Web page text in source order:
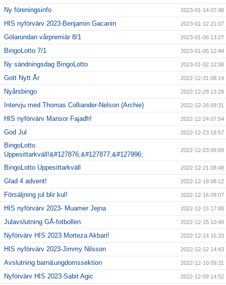
Ny föreningsinfo 2023-01-14 07:48
HIS nyförvärv 2023-Benjamin Gacanin 2023-01-12 21:07
Gölarundan vårpremiär 8/1 2023-01-06 13:27
BingoLotto 7/1 2023-01-05 12:44
Ny sändningsdag BingoLotto 2023-01-02 12:08
Gott Nytt År 2022-12-31 08:14
Nyårsbingo 2022-12-28 13:29
Intervju med Thomas Colliander-Nelson (Archie) 2022-12-26 09:31
HIS nyförvärv Mansor Fajadh! 2022-12-24 07:54
God Jul 2022-12-23 18:57
BingoLotto
Uppesittarkväll!&#127876;&#127877;&#127996;
2022-12-23 09:09
BingoLotto Uppesittarkväll 2022-12-21 08:48
Glad 4 advent! 2022-12-18 08:12
Försäljning jul blir kul! 2022-12-16 09:07
HIS nyförvärv 2023- Muamer Jejna 2022-12-15 17:08
Julavslutning GÅ-fotbollen 2022-12-15 10:49
Nyförvärv HIS 2023 Morteza Akbari! 2022-12-14 16:33
HIS nyförvärv 2023-Jimmy Nilsson 2022-12-12 14:43
Avslutning barn&ungdomssektion 2022-12-10 09:31
Nyförvärv HIS 2023-Sabit Agic 2022-12-09 14:52